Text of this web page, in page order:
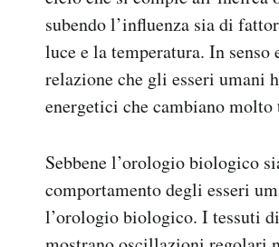
subendo l’influenza sia di
luce e la temperatura. In
relazione che gli esseri umani
energetici che cambiano
Sebbene l’orologio biologico
comportamento degli esseri
l’orologio biologico. I tessuti